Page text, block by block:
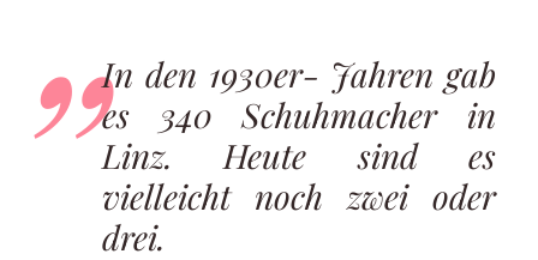
In den 1930er- Jahren gab
es 340 Schuhmacher in
Linz. Heute sind es
vielleicht noch zwei oder
drei.